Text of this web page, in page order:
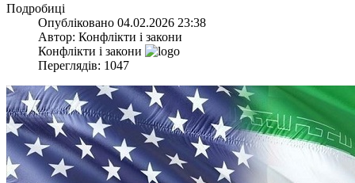
Подробиці
Опубліковано 04.02.2026 23:38
Автор: Конфлікти і закони
Конфлікти і закони
Переглядів: 1047